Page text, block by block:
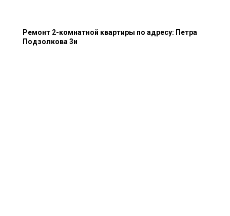
Ремонт 2-комнатной квартиры по адресу: Петра
Подзолкова 3и